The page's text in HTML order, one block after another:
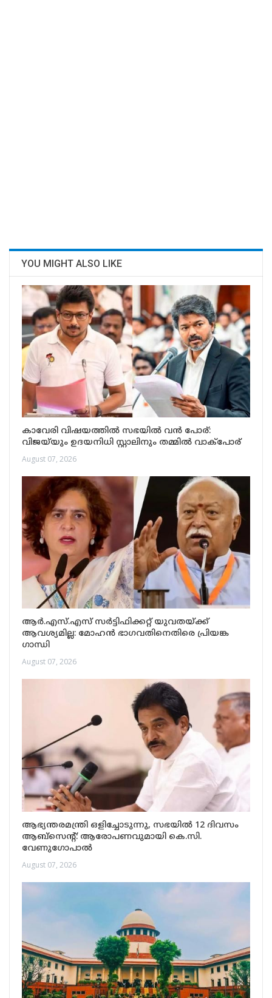
YOU MIGHT ALSO LIKE
കാവേരി വിഷയത്തിൽ സഭയിൽ വൻ പോര്:
വിജയ്‌യും ഉദയനിധി സ്റ്റാലിനും തമ്മിൽ വാക്പോര്
August 07, 2026
ആർ.എസ്.എസ് സർട്ടിഫിക്കറ്റ് യുവതയ്ക്ക്
ആവശ്യമില്ല: മോഹൻ ഭാഗവതിനെതിരെ പ്രിയങ്ക
ഗാന്ധി
August 07, 2026
ആഭ്യന്തരമന്ത്രി ഒളിച്ചോടുന്നു, സഭയിൽ 12 ദിവസം
ആബ്‌സെന്റ്: ആരോപണവുമായി കെ.സി.
വേണുഗോപാൽ
August 07, 2026